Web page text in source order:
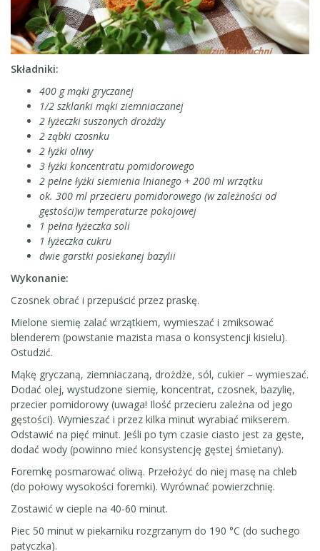
Składniki:
400 g mąki gryczanej
1/2 szklanki mąki ziemniaczanej
2 łyżeczki suszonych drożdży
2 ząbki czosnku
2 łyżki oliwy
3 łyżki koncentratu pomidorowego
2 pełne łyżki siemienia lnianego + 200 ml wrzątku
ok. 300 ml przecieru pomidorowego (w zależności od
gęstości)w temperaturze pokojowej
1 pełna łyżeczka soli
1 łyżeczka cukru
dwie garstki posiekanej bazylii
Wykonanie:
Czosnek obrać i przepuścić przez praskę.
Mielone siemię zalać wrzątkiem, wymieszać i zmiksować
blenderem (powstanie mazista masa o konsystencji kisielu).
Ostudzić.
Mąkę gryczaną, ziemniaczaną, drożdże, sól, cukier – wymieszać.
Dodać olej, wystudzone siemię, koncentrat, czosnek, bazylię,
przecier pomidorowy (uwaga! Ilość przecieru zależna od jego
gęstości). Wymieszać i przez kilka minut wyrabiać mikserem.
Odstawić na pięć minut. Jeśli po tym czasie ciasto jest za gęste,
dodać wody (powinno mieć konsystencję gęstej śmietany).
Foremkę posmarować oliwą. Przełożyć do niej masę na chleb
(do połowy wysokości foremki). Wyrównać powierzchnię.
Zostawić w cieple na 40-60 minut.
Piec 50 minut w piekarniku rozgrzanym do 190 °C (do suchego
patyczka).